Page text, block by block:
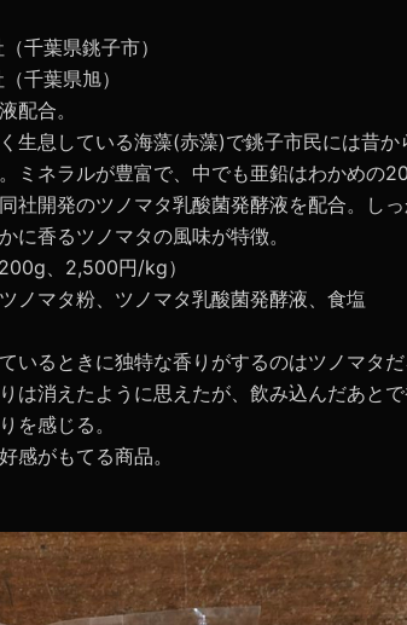
千葉県銚子市）
千葉県旭）
配合。
生息している海藻(赤藻)で銚子市民には昔か
ミネラルが豊富で、中でも亜鉛はわかめの
社開発のツノマタ乳酸菌発酵液を配合。し
に香るツノマタの風味が特徴。
、2,500円/kg）
ノマタ粉、ツノマタ乳酸菌発酵液、食塩
いるときに独特な香りがするのはツノマタ
は消えたように思えたが、飲み込んだあと
を感じる。
感がもてる商品。